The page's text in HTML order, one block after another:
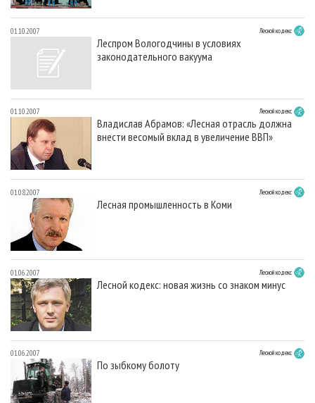
01.10.2007 Лесной кодекс
Леспром Вологодчины в условиях
законодательного вакуума
01.10.2007 Лесной кодекс
Владислав Абрамов: «Лесная отрасль должна
внести весомый вклад в увеличение ВВП»
01.08.2007 Лесной кодекс
Лесная промышленность в Коми
01.06.2007 Лесной кодекс
Лесной кодекс: новая жизнь со знаком минус
01.06.2007 Лесной кодекс
По зыбкому болоту